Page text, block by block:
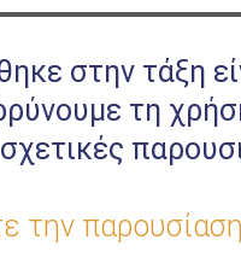
στην τάξη
τη
την